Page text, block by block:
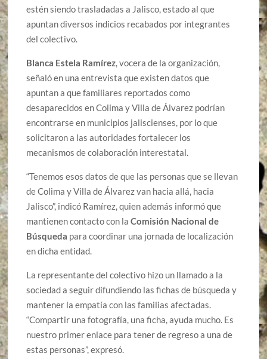
estén siendo trasladadas a Jalisco, estado al que
apuntan diversos indicios recabados por integrantes
del colectivo.
Blanca Estela Ramírez, vocera de la organización,
señaló en una entrevista que existen datos que
apuntan a que familiares reportados como
desaparecidos en Colima y Villa de Álvarez podrían
encontrarse en municipios jaliscienses, por lo que
solicitaron a las autoridades fortalecer los
mecanismos de colaboración interestatal.
“Tenemos esos datos de que las personas que se llevan
de Colima y Villa de Álvarez van hacia allá, hacia
Jalisco”, indicó Ramírez, quien además informó que
mantienen contacto con laComisión Nacional de
Búsqueda para coordinar una jornada de localización
en dicha entidad.
La representante del colectivo hizo un llamado a la
sociedad a seguir difundiendo las fichas de búsqueda y
mantener la empatía con las familias afectadas.
“Compartir una fotografía, una ficha, ayuda mucho. Es
nuestro primer enlace para tener de regreso a una de
estas personas”, expresó.